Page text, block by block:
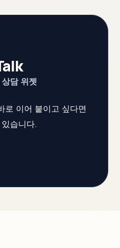
담 위젯
로 이어 붙이고 싶다면
습니다.